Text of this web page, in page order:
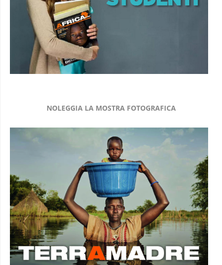
NOLEGGIA LA MOSTRA FOTOGRAFICA